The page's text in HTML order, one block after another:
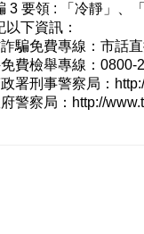
3 要領 : 「冷靜」、
下資訊：
騙免費專線：市話
費檢舉專線：0800-
署刑事警察局：
警察局：http://